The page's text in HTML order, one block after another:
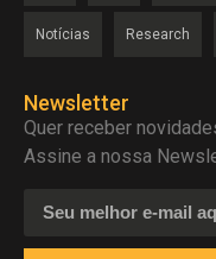
Notícias Research
Newsletter
Quer receber
Assine a nossa